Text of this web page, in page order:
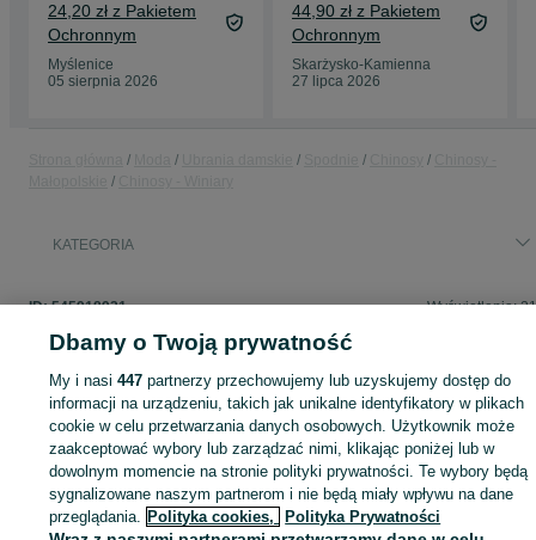
24,20 zł z Pakietem
Ochronnym
Myślenice
05 sierpnia 2026
44,90 zł z Pakietem
Ochronnym
Skarżysko-Kamienna
27 lipca 2026
KATEGORIA
ID:545918921 Wyświetlenia:
Zaloguj się lub załóż konto na OLX, aby skontaktować się z
sprzedającym
Zaloguj się / Załóż konto
Dbamy o Twoją prywatność
My i nasi447 partnerzy przechowujemy lub uzyskujemy dostęp do
informacji na urządzeniu, takich jak unikalne identyfikatory w plikach
cookie w celu przetwarzania danych osobowych. Użytkownik może
zaakceptować wybory lub zarządzać nimi, klikając poniżej lub w
dowolnym momencie na stronie polityki prywatności. Te wybory będą
sygnalizowane naszym partnerom i nie będą miały wpływu na dane
przeglądania. Polityka cookies, Polityka Prywatności